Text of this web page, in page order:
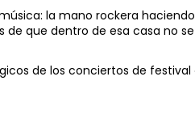
la mano rockera
de que dentro de esa casa no
de los conciertos de